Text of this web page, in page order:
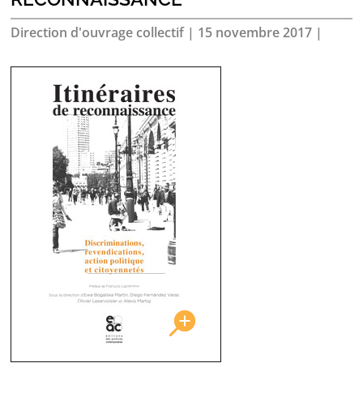
Direction d'ouvrage collectif| 15 novembre 2017 |